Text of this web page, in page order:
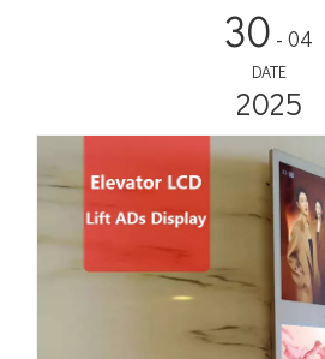
30 - 04
DATE
2025